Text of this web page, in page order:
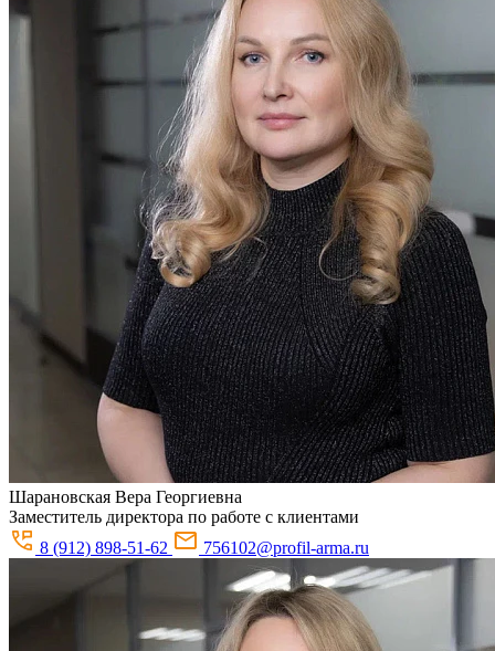
Шарановская Вера Георгиевна
Заместитель директора по работе с клиентами
8 (912) 898-51-62
756102@profil-arma.ru